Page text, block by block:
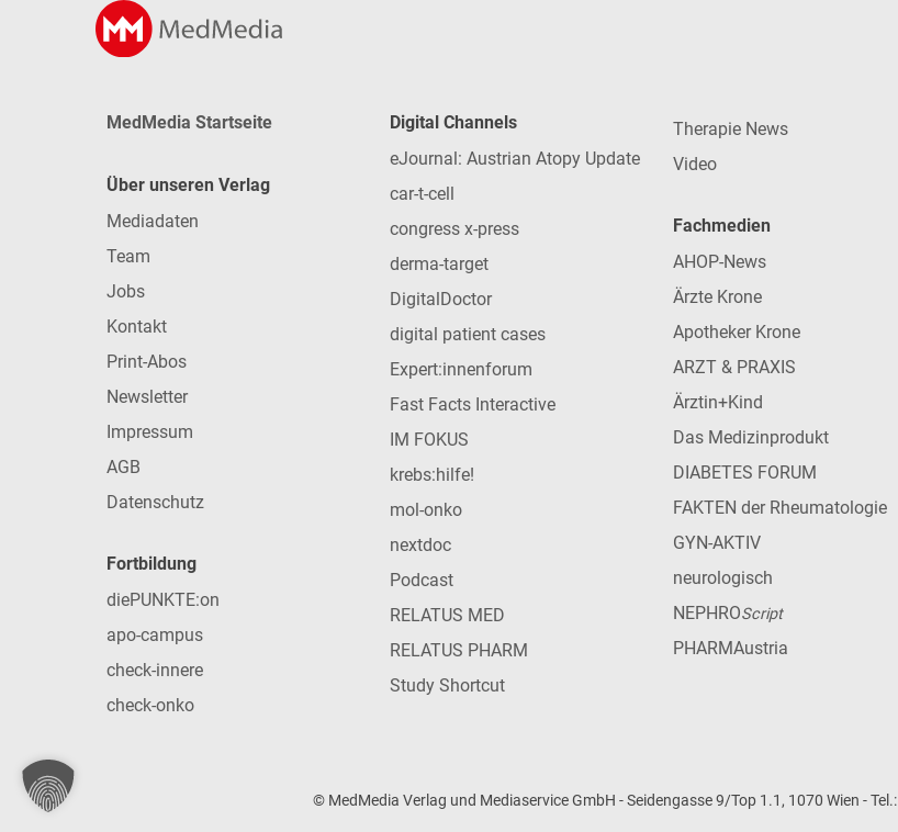
MedMedia Startseite
Über unseren Verlag
Mediadaten
Team
Jobs
Kontakt
Print-Abos
Newsletter
Impressum
AGB
Datenschutz
Fortbildung
diePUNKTE:on
apo-campus
check-innere
check-onko
Digital Channels
eJournal: Austrian Atopy Update
car-t-cell
congress x-press
derma-target
DigitalDoctor
digital patient cases
Expert:innenforum
Fast Facts Interactive
IM FOKUS
krebs:hilfe!
mol-onko
nextdoc
Podcast
RELATUS MED
RELATUS PHARM
Study Shortcut
Therapie News
Video
Fachmedien
AHOP-News
Ärzte Krone
Apotheker Krone
ARZT & PRAXIS
Ärztin+Kind
Das Medizinprodukt
DIABETES FORUM
FAKTEN der Rheumatologie
GYN-AKTIV
neurologisch
NEPHROScript
PHARMAustria
© MedMedia Verlag und Mediaservice GmbH - Seidengasse 9/Top 1.1, 1070 Wien - Tel.: